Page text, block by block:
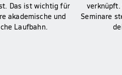
Das ist wichtig für
akademische und
Laufbahn.
verknüpft.
Seminare